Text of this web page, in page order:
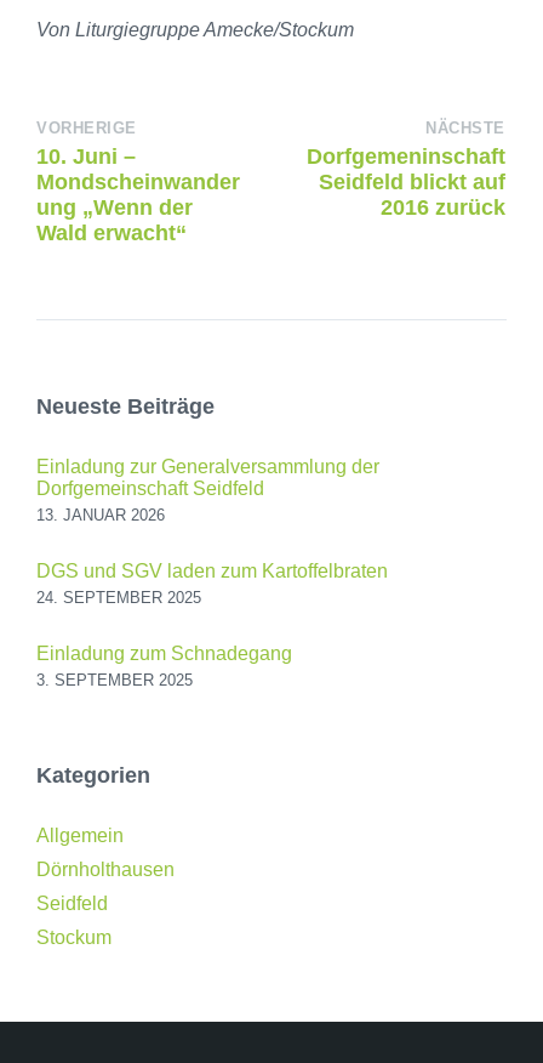
Von Liturgiegruppe Amecke/Stockum
VORHERIGE
10. Juni –
Mondscheinwander
ung „Wenn der
Wald erwacht“
NÄCHSTE
Dorfgemeninschaft
Seidfeld blickt auf
2016 zurück
Neueste Beiträge
Einladung zur Generalversammlung der
Dorfgemeinschaft Seidfeld
13. JANUAR 2026
DGS und SGV laden zum Kartoffelbraten
24. SEPTEMBER 2025
Einladung zum Schnadegang
3. SEPTEMBER 2025
Kategorien
Allgemein
Dörnholthausen
Seidfeld
Stockum